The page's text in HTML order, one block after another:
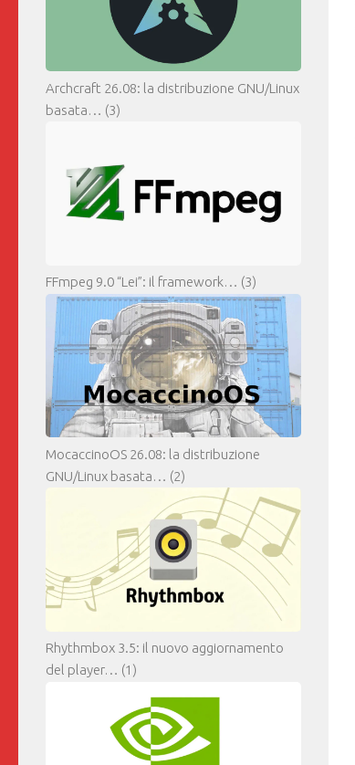
Archcraft 26.08: la distribuzione GNU/Linux
basata… (3)
FFmpeg 9.0 “Lei”: il framework… (3)
MocaccinoOS 26.08: la distribuzione
GNU/Linux basata… (2)
Rhythmbox 3.5: il nuovo aggiornamento
del player… (1)